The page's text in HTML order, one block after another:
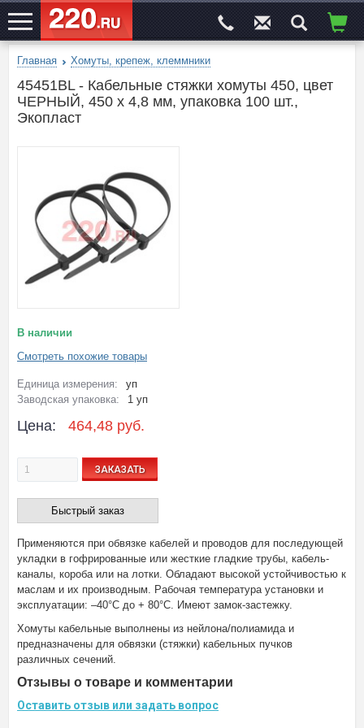
ЭЛЕКТРОСАЙТ№1
Главная Хомуты, крепеж, клеммники
45451BL - Кабельные стяжки хомуты 450, цвет
ЧЕРНЫЙ, 450 x 4,8 мм, упаковка 100 шт.,
Экопласт
В наличии
Смотреть похожие товары
Единица измерения:
уп
Заводская упаковка:
1 уп
Цена: 464,48 руб.
ЗАКАЗАТЬ
Быстрый заказ
Применяются при обвязке кабелей и проводов для последующей
укладки в гофрированные или жесткие гладкие трубы, кабель-
каналы, короба или на лотки. Обладают высокой устойчивостью к
маслам и их производным. Рабочая температура установки и
эксплуатации: –40°C до + 80°С. Имеют замок-застежку.
Хомуты кабельные выполнены из нейлона/полиамида и
предназначены для обвязки (стяжки) кабельных пучков
различных сечений.
Отзывы о товаре и комментарии
Оставить отзыв или задать вопрос